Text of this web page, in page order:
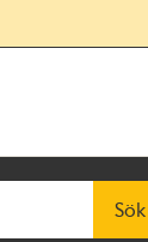
Sök